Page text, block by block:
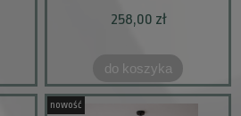
258,00 zł
do koszyka
nowość